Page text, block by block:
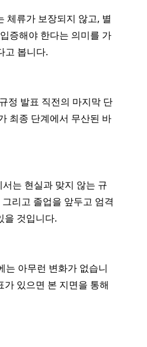
체류가 보장되지 않고, 별
증해야 한다는 의미를 가
고 봅니다.
정 발표 직전의 마지막 단
최종 단계에서 무산된 바
는 현실과 맞지 않는 규
리고 졸업을 앞두고 엄격
을 것입니다.
는 아무런 변화가 없습니
있으면 본 지면을 통해